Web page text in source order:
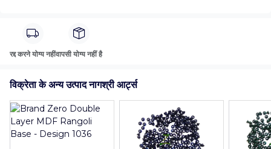
रद्द करने योग्य नहींवापसी योग्य नहीं है
विक्रेता के अन्य उत्पाद नागश्री आर्ट्स